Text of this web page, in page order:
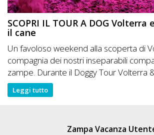
SCOPRI IL TOUR A DOG Volterra
il cane
Un favoloso weekend alla scoperta di
compagnia dei nostri inseparabili
zampe. Durante il Doggy Tour Volterra
Leggi tutto
Zampa Vacanza